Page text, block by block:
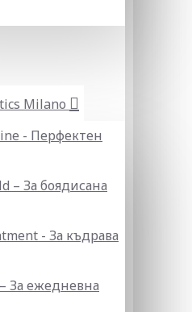
Milano
- Перфектен
– За боядисана
- За къдрава
За ежедневна